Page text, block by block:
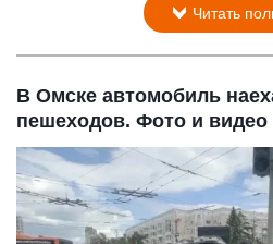
Читать
В Омске автомобиль
пешеходов. Фото и видео